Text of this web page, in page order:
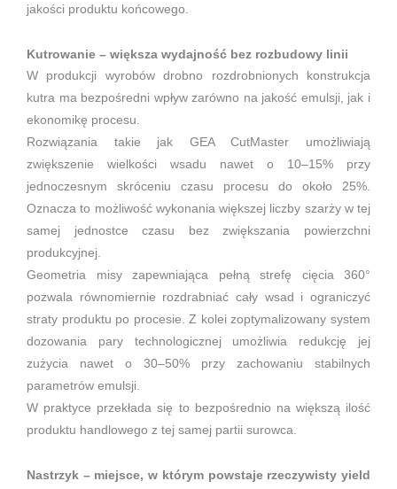
jakości produktu końcowego.
Kutrowanie – większa wydajność bez rozbudowy linii
W produkcji wyrobów drobno rozdrobnionych konstrukcja
kutra ma bezpośredni wpływ zarówno na jakość emulsji, jak i
ekonomikę procesu.
Rozwiązania takie jak GEA CutMaster umożliwiają
zwiększenie wielkości wsadu nawet o 10–15% przy
jednoczesnym skróceniu czasu procesu do około 25%.
Oznacza to możliwość wykonania większej liczby szarży w tej
samej jednostce czasu bez zwiększania powierzchni
produkcyjnej.
Geometria misy zapewniająca pełną strefę cięcia 360°
pozwala równomiernie rozdrabniać cały wsad i ograniczyć
straty produktu po procesie. Z kolei zoptymalizowany system
dozowania pary technologicznej umożliwia redukcję jej
zużycia nawet o 30–50% przy zachowaniu stabilnych
parametrów emulsji.
W praktyce przekłada się to bezpośrednio na większą ilość
produktu handlowego z tej samej partii surowca.
Nastrzyk – miejsce, w którym powstaje rzeczywisty yield